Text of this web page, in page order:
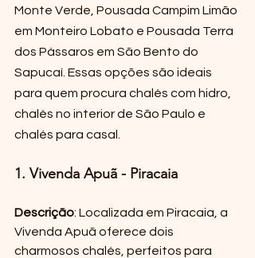
Monte Verde, Pousada Campim Limão
em Monteiro Lobato e Pousada Terra
dos Pássaros em São Bento do
Sapucaí. Essas opções são ideais
para quem procura chalés com hidro,
chalés no interior de São Paulo e
chalés para casal.
1. Vivenda Apuã - Piracaia
Descrição: Localizada em Piracaia, a
Vivenda Apuã oferece dois
charmosos chalés, perfeitos para